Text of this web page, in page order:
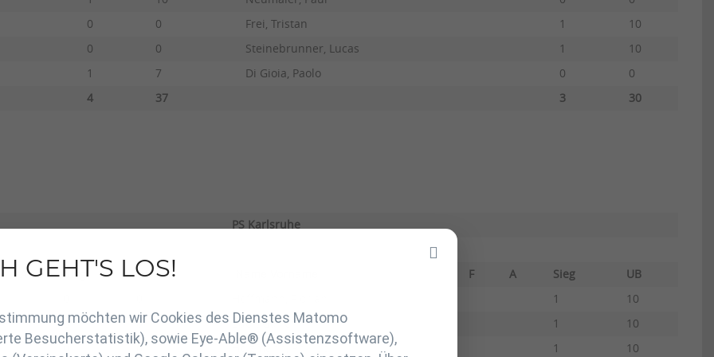
0 0 Frei, Tristan 1
10
0 0 Steinebrunner, Lucas 1
10
1 7 Di Gioia, Paolo 0
0
4
37 3
30
PS Karlsruhe
A Sieg UB F A Sieg
UB
1
10
0 0 Eder, Garlef 1
10
0 0 Holzmann, Philipp 1
10
GEHT'S LOS!
möchten wir Cookies des Dienstes Matomo
Besucherstatistik), sowie Eye-Able® (Assistenzsoftware),